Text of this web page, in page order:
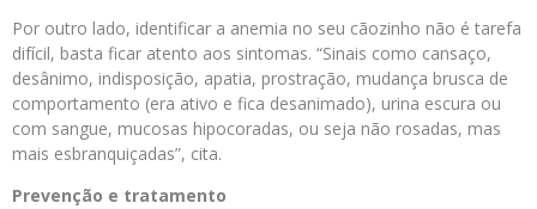
Por outro lado, identificar a anemia no seu cãozinho não é tarefa
difícil, basta ficar atento aos sintomas. “Sinais como cansaço,
desânimo, indisposição, apatia, prostração, mudança brusca de
comportamento (era ativo e fica desanimado), urina escura ou
com sangue, mucosas hipocoradas, ou seja não rosadas, mas
mais esbranquiçadas”, cita.
Prevenção e tratamento